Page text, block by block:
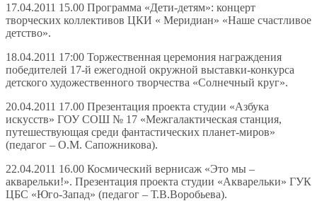
17.04.2011 15.00 Программа «Дети-детям»: концерт
творческих коллективов ЦКИ « Меридиан» «Наше счастливое
детство».
18.04.2011 17:00 Торжественная церемония награждения
победителей 17-й ежегодной окружной выставки-конкурса
детского художественного творчества «Солнечный круг».
20.04.2011 17.00 Презентация проекта студии «Азбука
искусств» ГОУ СОШ № 17 «Межгалактическая станция,
путешествующая среди фантастических планет-миров»
(педагог – О.М. Сапожникова).
22.04.2011 16.00 Космический вернисаж «Это мы –
акварельки!». Презентация проекта студии «Акварельки» ГУК
ЦБС «Юго-Запад» (педагог – Т.В.Воробьева).